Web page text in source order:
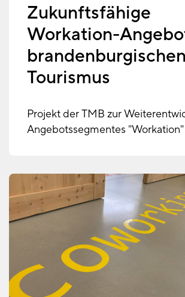
Zukunftsfähige
Workation-
brandenburgischen
Tourismus
Projekt der TMB zur
Angebotssegmentes "Workation"